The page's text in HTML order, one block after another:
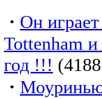
· Он
Tottenham
год !!!
·